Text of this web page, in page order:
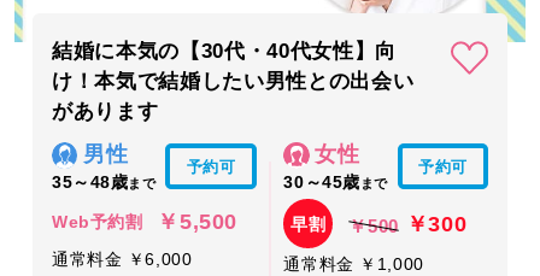
結婚に本気の【30代・40代女性】向
け！本気で結婚したい男性との出会い
があります
男性
35～48歳まで
予約可
Web予約割 ￥5,500
通常料金 ￥6,000
女性
30～45歳 まで
予約可
早割 ￥500 ￥300
通常料金 ￥1,000